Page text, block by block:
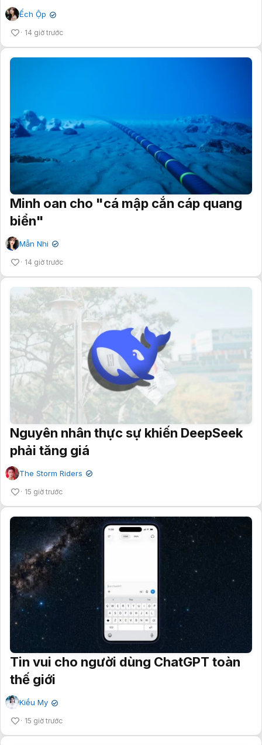
Ếch Ộp ✔
14 giờ trước
Minh oan cho "cá mập cắn cáp quang
biển"
Mẫn Nhi ✔
14 giờ trước
Nguyên nhân thực sự khiến DeepSeek
phải tăng giá
The Storm Riders ✔
15 giờ trước
Tin vui cho người dùng ChatGPT toàn
thế giới
Kiều My ✔
15 giờ trước